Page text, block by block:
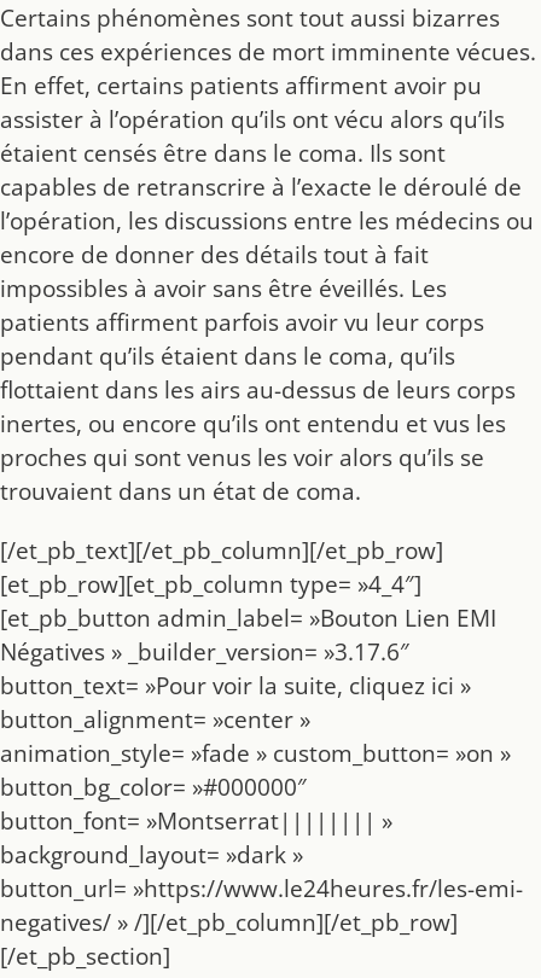
Certains phénomènes sont tout aussi bizarres
dans ces expériences de mort imminente vécues.
En effet, certains patients affirment avoir pu
assister à l’opération qu’ils ont vécu alors qu’ils
étaient censés être dans le coma. Ils sont
capables de retranscrire à l’exacte le déroulé de
l’opération, les discussions entre les médecins ou
encore de donner des détails tout à fait
impossibles à avoir sans être éveillés. Les
patients affirment parfois avoir vu leur corps
pendant qu’ils étaient dans le coma, qu’ils
flottaient dans les airs au-dessus de leurs corps
inertes, ou encore qu’ils ont entendu et vus les
proches qui sont venus les voir alors qu’ils se
trouvaient dans un état de coma.
[/et_pb_text][/et_pb_column][/et_pb_row]
[et_pb_row][et_pb_column type= »4_4″]
[et_pb_button admin_label= »Bouton Lien EMI
Négatives » _builder_version= »3.17.6″
button_text= »Pour voir la suite, cliquez ici »
button_alignment= »center »
animation_style= »fade » custom_button= »on »
button_bg_color= »#000000″
button_font= »Montserrat|||||||| »
background_layout= »dark »
button_url= »https://www.le24heures.fr/les-emi-
negatives/ » /][/et_pb_column][/et_pb_row]
[/et_pb_section]